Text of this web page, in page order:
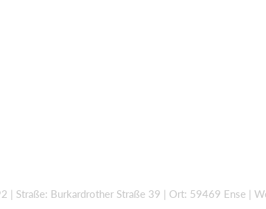
| Straße: Burkardrother Straße 39 | Ort: 59469 Ense |